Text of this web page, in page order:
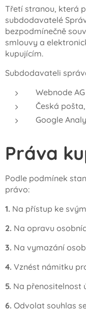
Třetí stranou, která
subdodavatelé
bezpodmínečně
smlouvy a
kupujícím.
Subdodavateli
Webnode
Česká
Google
Práva
Podle podmínek
právo:
1. Na přístup ke
2. Na opravu
3. Na vymazání
4. Vznést námitku
5. Na přenositelnost
6. Odvolat souhlas